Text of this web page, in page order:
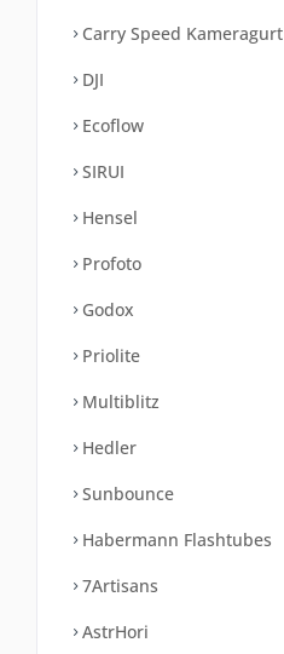
Carry Speed Kameragurt
DJI
Ecoflow
SIRUI
Hensel
Profoto
Godox
Priolite
Multiblitz
Hedler
Sunbounce
Habermann Flashtubes
7Artisans
AstrHori